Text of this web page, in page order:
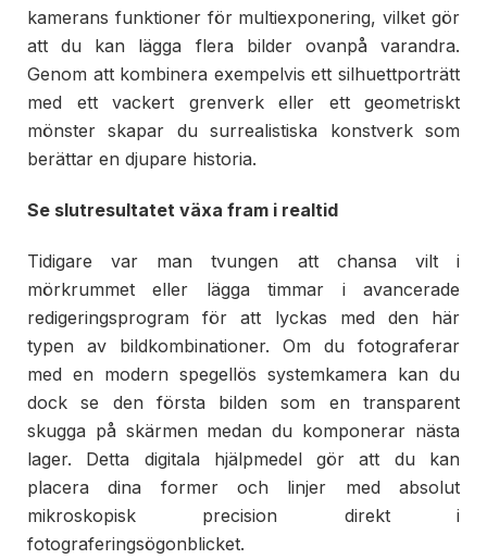
kamerans funktioner för multiexponering, vilket gör
att du kan lägga flera bilder ovanpå varandra.
Genom att kombinera exempelvis ett silhuettporträtt
med ett vackert grenverk eller ett geometriskt
mönster skapar du surrealistiska konstverk som
berättar en djupare historia.
Se slutresultatet växa fram i realtid
Tidigare var man tvungen att chansa vilt i
mörkrummet eller lägga timmar i avancerade
redigeringsprogram för att lyckas med den här
typen av bildkombinationer. Om du fotograferar
med en modern spegellös systemkamera kan du
dock se den första bilden som en transparent
skugga på skärmen medan du komponerar nästa
lager. Detta digitala hjälpmedel gör att du kan
placera dina former och linjer med absolut
mikroskopisk precision direkt i
fotograferingsögonblicket.